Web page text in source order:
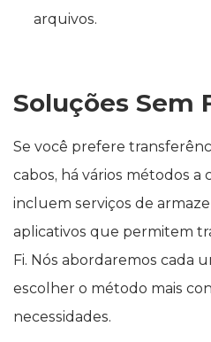
arquivos.
Soluções Sem
Se você prefere
cabos, há vários métodos a
incluem serviços de
aplicativos que permitem
Fi. Nós abordaremos cada
escolher o método mais
necessidades.